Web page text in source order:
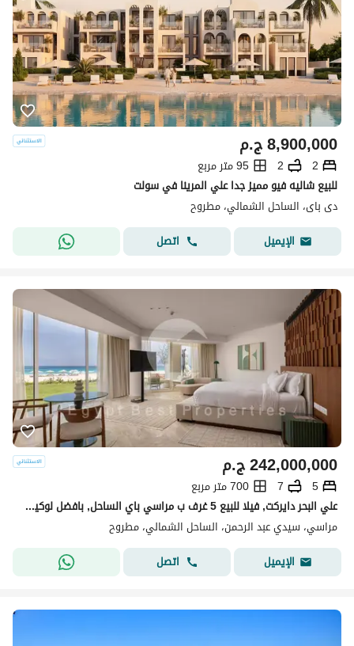
ج.م8,900,000
2
2
95 متر مربع
للبيع شاليه فيو مميز جدا علي المرينا في سولت
دى باى، الساحل الشمالي، مطروح
الإيميل
اتصل
ج.م242,000,000
5
7
700 متر مربع
علي البحر دايركت, فيلا للبيع 5 غرف ب مراسي باي الساحل, بافضل لوكيشن وسعر مع اعمار
مراسي، سيدي عبد الرحمن، الساحل الشمالي، مطروح
الإيميل
اتصل